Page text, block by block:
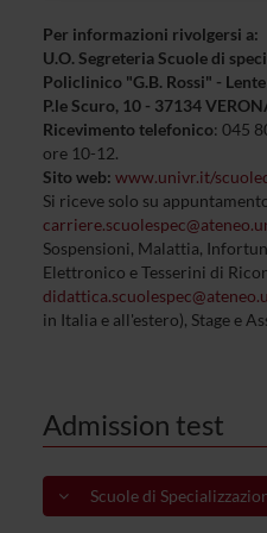
Per informazioni rivolgersi a:
U.O. Segreteria Scuole di
Policlinico "G.B. Rossi" -
P.le Scuro, 10 - 37134
Ricevimento telefonico: 045
ore 10-12.
Sito web: www.univr.it/
Si riceve solo su
Sospensioni, Malattia,
Elettronico e Tesserini di
in Italia e all'estero), Stage e
Admission test
Scuole di